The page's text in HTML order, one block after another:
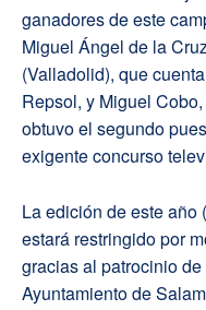
ganadores de este
Miguel Ángel de la
(Valladolid), que
Repsol, y Miguel
obtuvo el segundo
exigente concurso
La edición de este
estará restringido por
gracias al patrocinio
Ayuntamiento de